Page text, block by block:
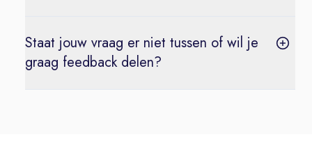
Staat jouw vraag er niet tussen of wil je
graag feedback delen?